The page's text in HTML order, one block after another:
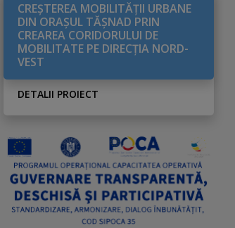
CREŞTEREA MOBILITĂŢII URBANE
DIN ORAŞUL TĂŞNAD PRIN
CREAREA CORIDORULUI DE
MOBILITATE PE DIRECŢIA NORD-
VEST
DETALII PROIECT